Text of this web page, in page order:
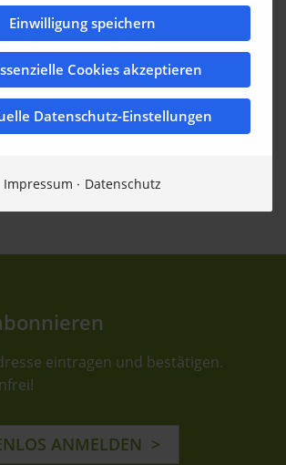
eintragen und bestätigen.
ANMELDEN
Einwilligung speichern
Cookies akzeptieren
Datenschutz-Einstellungen
Impressum Datenschutz